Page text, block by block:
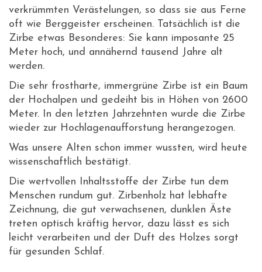
verkrümmten Verästelungen, so dass sie aus Ferne
oft wie Berggeister erscheinen. Tatsächlich ist die
Zirbe etwas Besonderes: Sie kann imposante 25
Meter hoch, und annähernd tausend Jahre alt
werden.
Die sehr frostharte, immergrüne Zirbe ist ein Baum
der Hochalpen und gedeiht bis in Höhen von 2600
Meter. In den letzten Jahrzehnten wurde die Zirbe
wieder zur Hochlagenaufforstung herangezogen.
Was unsere Alten schon immer wussten, wird heute
wissenschaftlich bestätigt.
Die wertvollen Inhaltsstoffe der Zirbe tun dem
Menschen rundum gut. Zirbenholz hat lebhafte
Zeichnung, die gut verwachsenen, dunklen Äste
treten optisch kräftig hervor, dazu lässt es sich
leicht verarbeiten und der Duft des Holzes sorgt
für gesunden Schlaf.